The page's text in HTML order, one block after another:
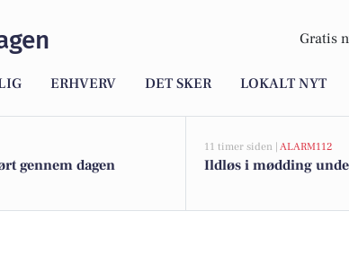
Gratis
ERHVERV DET SKER LOKALT NYT
gennem dagen
11 timer siden | ALARM112
Ildløs i mødding